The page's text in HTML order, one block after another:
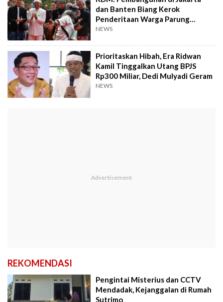
dan Banten Biang Kerok
Penderitaan Warga Parung
Panjang
NEWS
Prioritaskan Hibah, Era Ridwan
Kamil Tinggalkan Utang BPJS
Rp300 Miliar, Dedi Mulyadi Geram
NEWS
REKOMENDASI
Pengintai Misterius dan CCTV
Mendadak, Kejanggalan di Rumah
Sutrimo